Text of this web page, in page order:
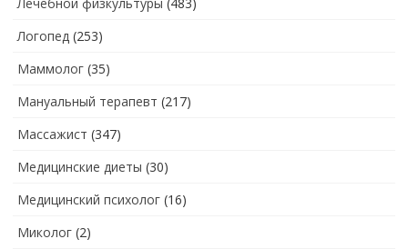
Логопед (253)
Маммолог (35)
Мануальный терапевт (217)
Массажист (347)
Медицинские диеты (30)
Медицинский психолог (16)
Миколог (2)